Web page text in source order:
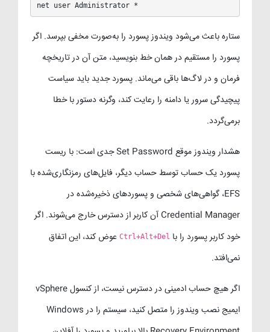
net user Administrator *
ستاره باعث می‌شود ویندوز پسورد را به‌صورت مخفی بپرسد. اگر
پسورد را مستقیم در همان خط بنویسید، متن آن در تاریخچه
فرمان و در لاگ‌ها باقی می‌ماند. پسورد جدید باید سیاست
پیچیدگی سرور یا دامنه را رعایت کند، وگرنه دستور با خطا
برمی‌گردد.
هشدار ویندوز موقع Set Password جدی است: با ریست
پسورد یک حساب توسط حساب دیگر، فایل‌های رمزنگاری‌شده با
EFS، گواهی‌های شخصی و پسوردهای ذخیره‌شده در
Credential Manager آن کاربر از دسترس خارج می‌شوند. اگر
خود کاربر پسورد را با Ctrl+Alt+Del عوض کند، این اتفاق
نمی‌افتد.
اگر هیچ حساب ادمینی در دسترس نیست، از کنسول vSphere
ایمیج نصب ویندوز را متصل کنید، سیستم را در Windows